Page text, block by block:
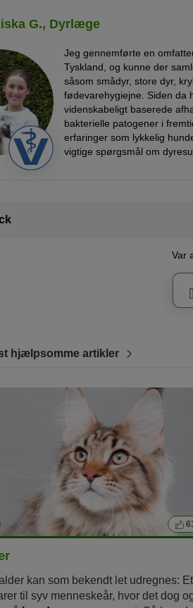
G., Dyrlæge
Jeg gennemførte en
Tyskland, og kunne der
såsom smådyr, store dyr,
fødevarehygiejne. Siden da
videnskabeligt baserede
bakterielle patogener i
erfaringer som lykkelig
vigtige spørgsmål om
Var
hjælpsomme artikler
kan som bekendt let udregnes: Et
til syv menneskeår, hvor det dog